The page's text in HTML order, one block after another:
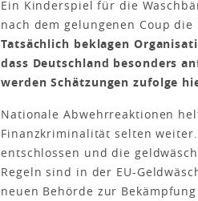
Ein Kinderspiel für die
nach dem gelungenen Coup
Tatsächlich beklagen
dass Deutschland besonders
werden Schätzungen zufolge
Nationale Abwehrreaktionen
Finanzkriminalität selten
entschlossen und die
Regeln sind in der EU-
neuen Behörde zur